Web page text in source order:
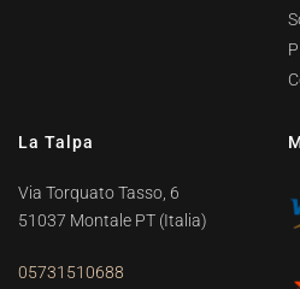
La Talpa
Via Torquato Tasso, 6
51037 Montale PT (Italia)
05731510688